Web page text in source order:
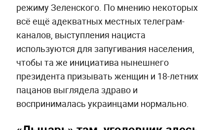
режиму Зеленского. По мнению некоторых
всё ещё адекватных местных телеграм-
каналов, выступления нациста
используются для запугивания населения,
чтобы та же инициатива нынешнего
президента призывать женщин и 18-летних
пацанов выглядела здраво и
воспринималась украинцами нормально.